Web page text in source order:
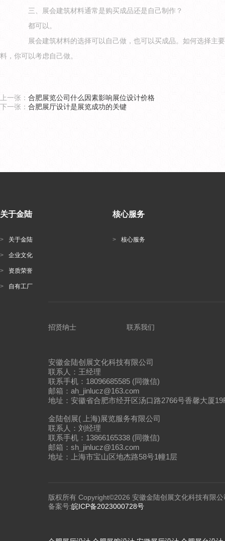
三、展会建筑材料通常是购买成品还是自己制作？
都可以。
展会建筑材料的选择可以自己做，也可以买成品。如何选择主
料，你可以考虑自己做。
上一张： 合肥展览公司什么因素影响展位设计价格
下一张： 合肥展厅设计是展览成功的关键
关于金陆
> 关于金陆
> 企业文化
> 资质荣誉
> 自有工厂
核心服务
> 核心服务
招贤纳士 联系我们
安徽金陆创展文化科技有限公司
联系人：王经理
联系手机：18096685585 (同微信)
邮箱：ah_jinlucz@163.com
地址：安徽省合肥市经开区汤口路2766号香馨大厦
金陆创展( 上海)展览服务有限公司
联系人：刘经理
联系手机：13866165338 (同微信)
邮箱：sh_jinlucz@163.com
地址：上海市宝山区地杰路58号1幢1层
版权所有 Copyright©2026 安徽金陆创展文化科技有限公
备案号:皖ICP备2023000728号